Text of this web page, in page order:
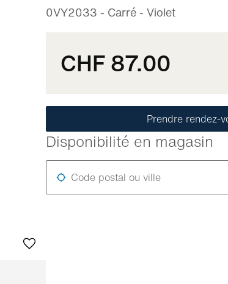
0VY2033 - Carré - Violet
CHF 87.00
Prendre rendez-
Disponibilité en magasin
Code postal ou ville